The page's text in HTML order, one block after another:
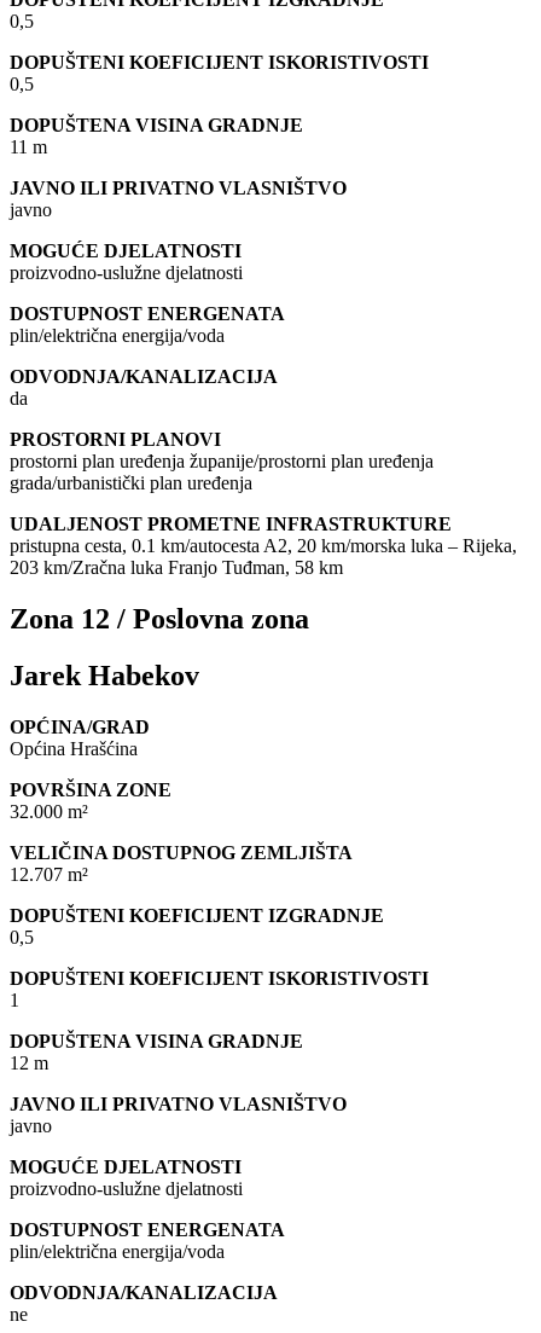
0,5
DOPUŠTENI KOEFICIJENT ISKORISTIVOSTI
0,5
DOPUŠTENA VISINA GRADNJE
11 m
JAVNO ILI PRIVATNO VLASNIŠTVO
javno
MOGUĆE DJELATNOSTI
proizvodno-uslužne djelatnosti
DOSTUPNOST ENERGENATA
plin/električna energija/voda
ODVODNJA/KANALIZACIJA
da
PROSTORNI PLANOVI
prostorni plan uređenja županije/prostorni plan uređenja
grada/urbanistički plan uređenja
UDALJENOST PROMETNE INFRASTRUKTURE
pristupna cesta, 0.1 km/autocesta A2, 20 km/morska luka – Rijeka,
203 km/Zračna luka Franjo Tuđman, 58 km
Zona 12 / Poslovna zona
Jarek Habekov
OPĆINA/GRAD
Općina Hrašćina
POVRŠINA ZONE
32.000 m²
VELIČINA DOSTUPNOG ZEMLJIŠTA
12.707 m²
DOPUŠTENI KOEFICIJENT IZGRADNJE
0,5
DOPUŠTENI KOEFICIJENT ISKORISTIVOSTI
1
DOPUŠTENA VISINA GRADNJE
12 m
JAVNO ILI PRIVATNO VLASNIŠTVO
javno
MOGUĆE DJELATNOSTI
proizvodno-uslužne djelatnosti
DOSTUPNOST ENERGENATA
plin/električna energija/voda
ODVODNJA/KANALIZACIJA
ne